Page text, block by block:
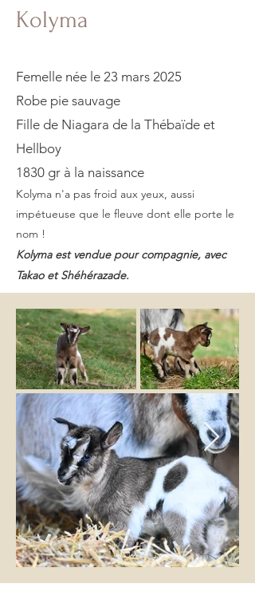
Kolyma
Femelle née le 23 mars 2025
Robe pie sauvage
Fille de Niagara de la Thébaïde et
Hellboy
1830 gr à la naissance
Kolyma n'a pas froid aux yeux, aussi
impétueuse que le fleuve dont elle porte le
nom !
Kolyma est vendue pour compagnie, avec
Takao et Shéhérazade.